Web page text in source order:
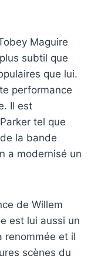
Maguire
subtil que
que lui.
performance
Il est
tel que
la bande
a modernisé un
de Willem
est lui aussi un
renommée et il
scènes du